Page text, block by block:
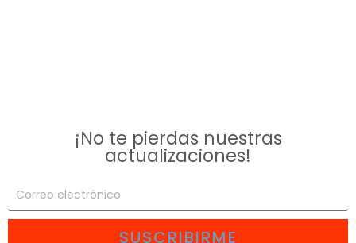
¡No te pierdas nuestras
actualizaciones!
SUSCRIBIRME